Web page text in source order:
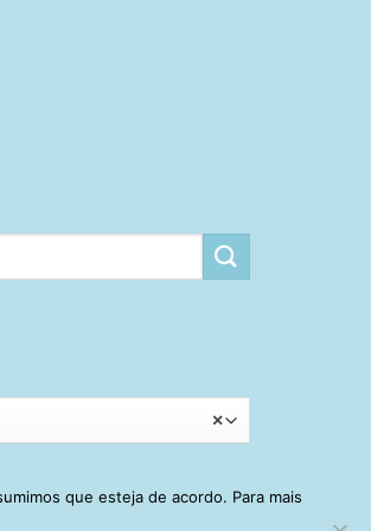
×
que esteja de acordo. Para mais